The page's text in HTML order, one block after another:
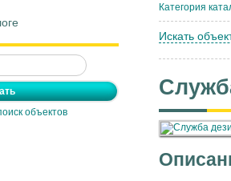
объектов
Категория
Искать